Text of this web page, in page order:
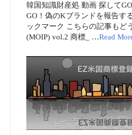
韓国知識財産処 動画 探して
GO！偽のKブランドを報告す
ックマーク こちらの記事もど
(MOIP) vol.2 商標_ …Read